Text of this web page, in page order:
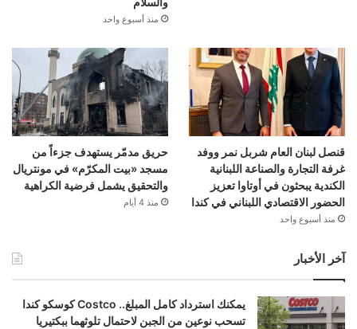
منذ أسبوع واحد
قنصل لبنان العام شربل نمر ووفد
غرفة التجارة والصناعة اللبنانية
الكندية يبحثون في أوتاوا تعزيز
الحضور الاقتصادي اللبناني في كندا
منذ أسبوع واحد
حريق مدمّر يستهدف جزءاً من
مسجد «بيت المكرّم» في مونتريال
والتحقيق يشمل فرضية الكراهية
منذ 4 أيام
آخر الأخبار
يمكنك استرداد كامل المبلغ.. Costco كوسكو كندا
تسحب نوعين من الجبن لاحتمال تلوثهما ببكتيريا